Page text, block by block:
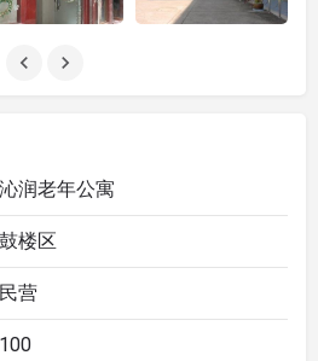
沁润老年公寓
鼓楼区
民营
100